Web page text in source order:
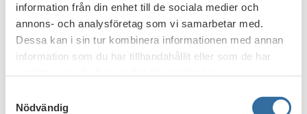
information från din enhet till de sociala medier och
annons- och analysföretag som vi samarbetar med.
Dessa kan i sin tur kombinera informationen med annan
information som du har tillhandahållit eller som de har
Nödvändig
Publicerat den 18 december 2013
Print